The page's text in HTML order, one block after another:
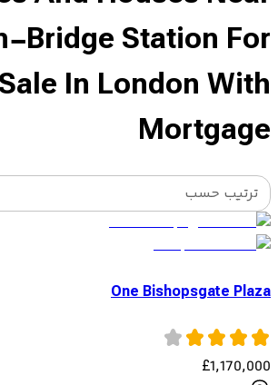
Bridge Station For
Sale In London With
Mortgage
ترتيب حسب
One Bishopsgate Plaza
£1,170,000